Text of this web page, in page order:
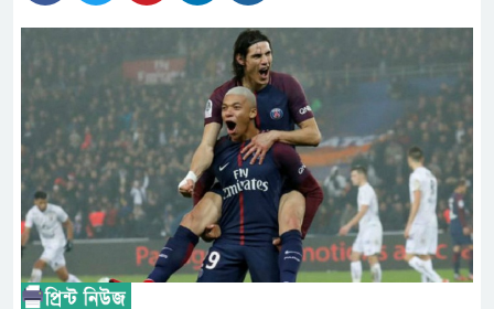
ওমানের সঙ্গে ইরানের হরমুজ
আত-তানযীল ইনস্টিটিউট
পর্দাপন উপলক্ষে আলোচনা সভা ও
ফ্যাসিবাদবিরোধী আন্দোলনে
নিরপেক্ষ ও বিশ্বাসযোগ্য : প্রধানমন্ত্রী
বাগেরহাট মেডিকেল